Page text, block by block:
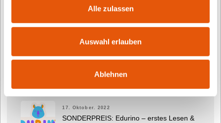
Alle zulassen
Auswahl erlauben
Ablehnen
Deutsche Kindersoftwarepreis TOMMI, der digitale
Kitapreis TOMMI für die frühkindliche
Letzte Beiträge
17. Oktober. 2022
SONDERPREIS: Edurino – erstes Lesen &